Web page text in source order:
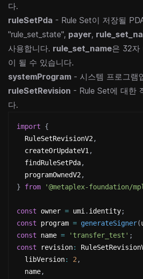
다.
ruleSetPda - Rule Set이 저장될
"rule_set_state", payer,
사용합니다. rule_set_name은 32자
이 될 수 있습니다.
systemProgram - 시스템 프로그램
ruleSetRevision - Rule Set에 대한
다.
import
{
  RuleSetRevisionV2
,
  createOrUpdateV1
,
  findRuleSetPda
,
  programOwnedV2
,
}
from '@metaplex-foundation/
const owner = umi . identity;
const program = generateSigner(
const name = 'transfer_test' ;
const revision:
  libVersion
: 2 ,
  name
,